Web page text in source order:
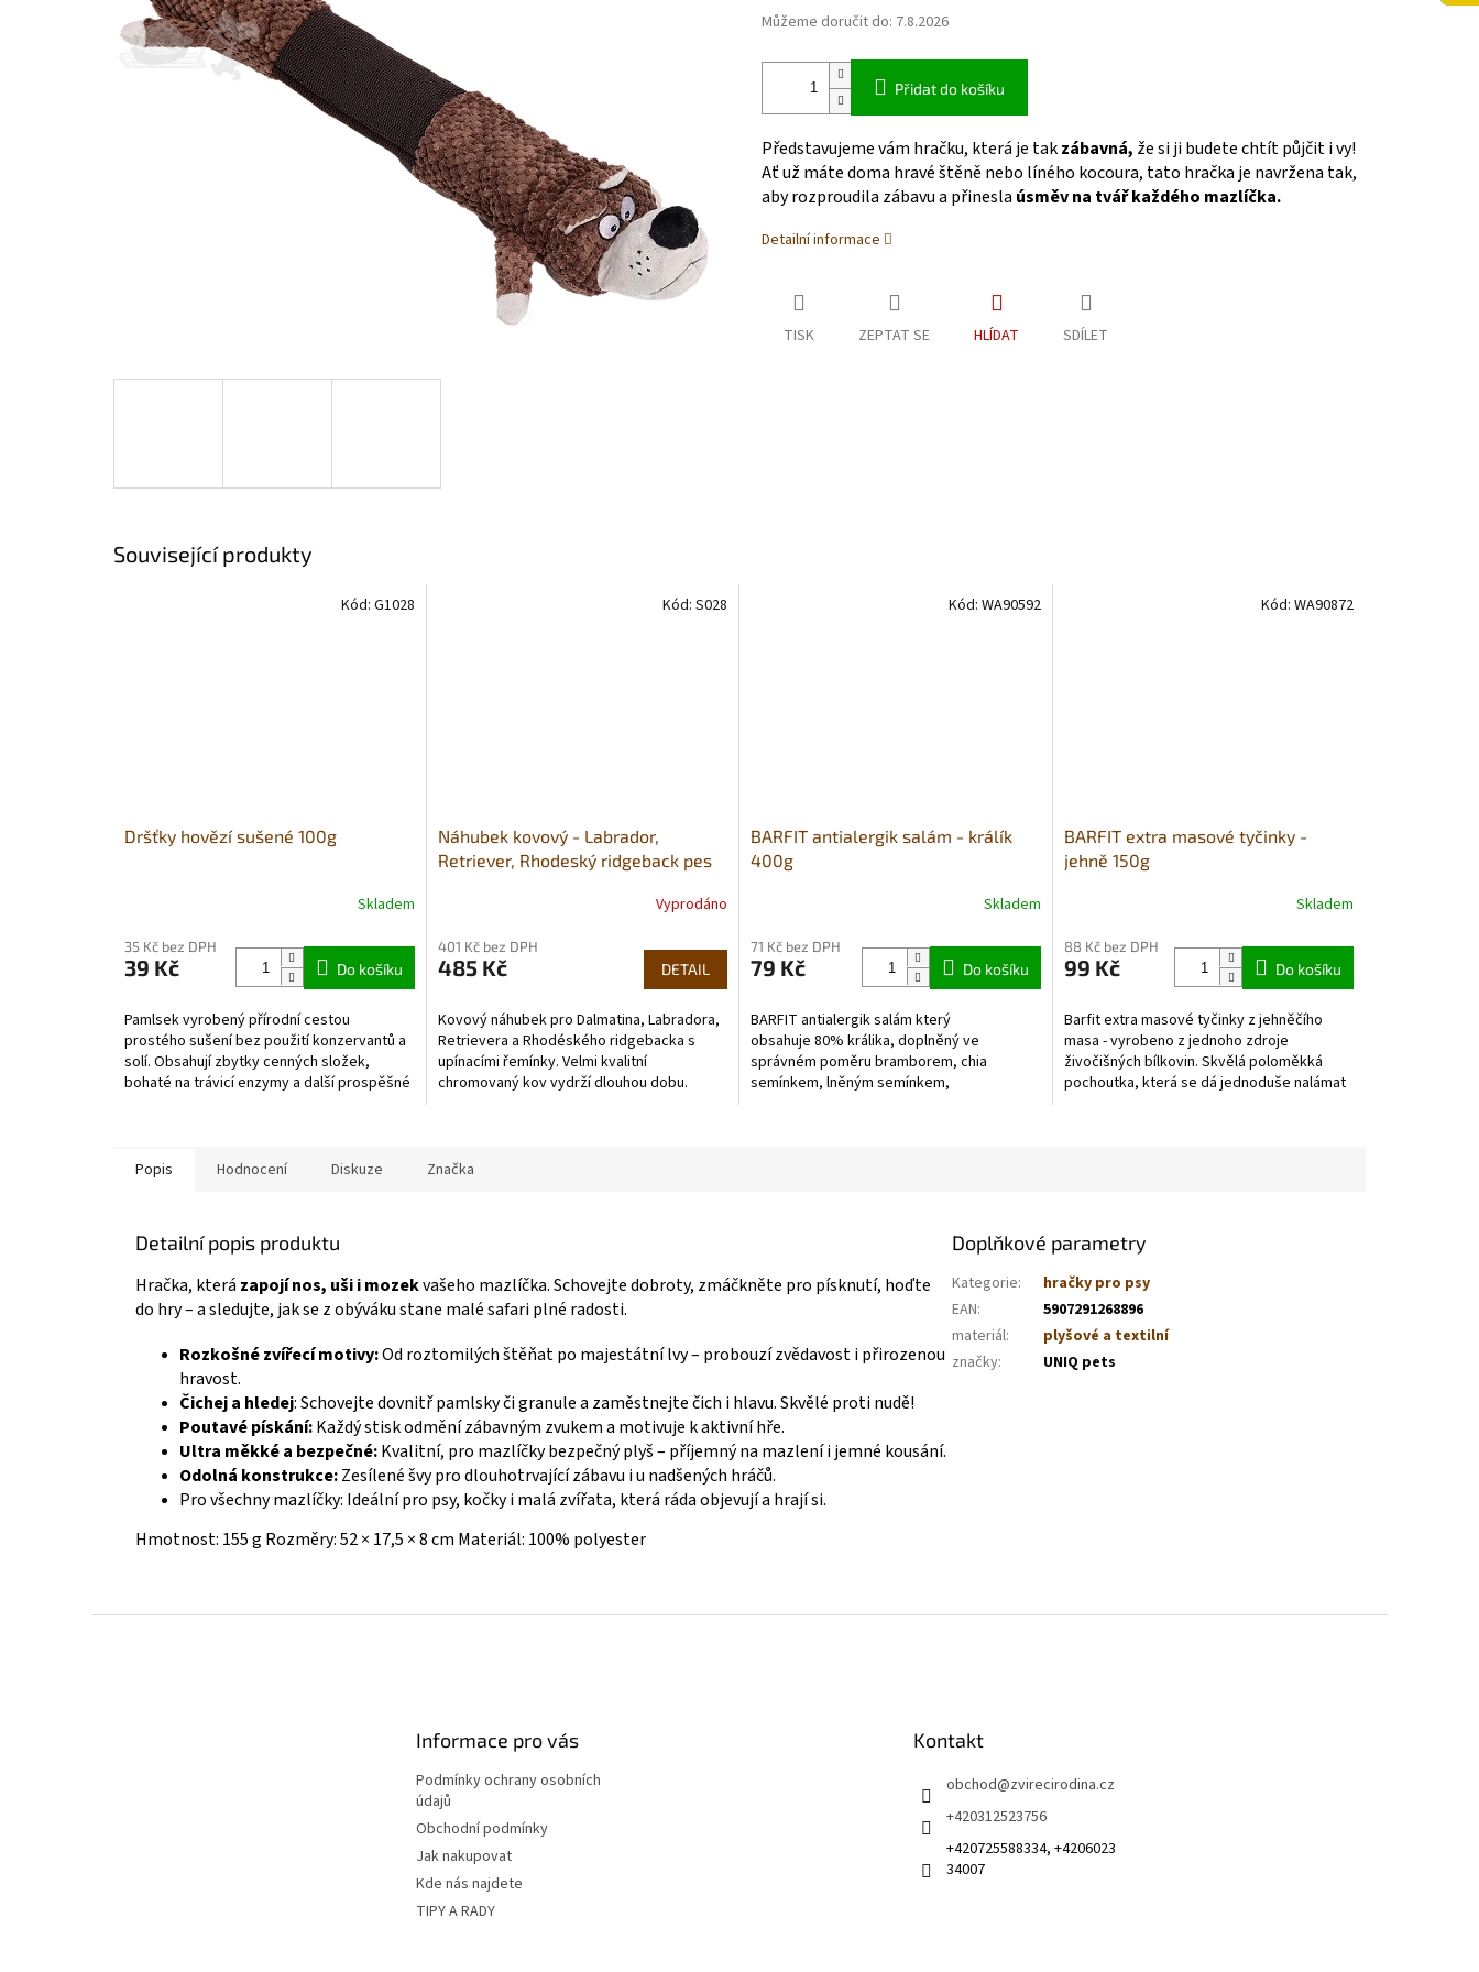
Můžeme doručit do: 7.8.2026
Přidat do košíku
Představujeme vám hračku, která je takzábavná, že si ji budete chtít půjčit i vy!
Ať už máte doma hravé štěně nebo líného kocoura, tato hračka je navržena tak,
aby rozproudila zábavu a přinesla úsměv na tvář každého mazlíčka.
Detailní informace
TISK ZEPTAT SE HLÍDAT SDÍLET
Související produkty
Dršťky hovězí sušené 100g
produktu
je
z
5
hvězdiček.
Skladem
35 Kč bez DPH
39 Kč Do košíku
Pamlsek vyrobený přírodní cestou
prostého sušení bez použití konzervantů a
solí. Obsahují zbytky cenných složek,
bohaté na trávicí enzymy a další prospěšné
Kód: G1028
Náhubek kovový - Labrador,
Retriever, Rhodeský ridgeback pes
produktu
je
z
5
hvězdiček.
Vyprodáno
401 Kč bez DPH
485 Kč DETAIL
Kovový náhubek pro Dalmatina, Labradora,
Retrievera a Rhodéského ridgebacka s
upínacími řemínky. Velmi kvalitní
chromovaný kov vydrží dlouhou dobu.
Kód: S028
BARFIT antialergik salám - králík
400g
produktu
je
z
5
hvězdiček.
Skladem
71 Kč bez DPH
79 Kč Do košíku
BARFIT antialergik salám který
obsahuje 80% králika, doplněný ve
správném poměru bramborem, chia
semínkem, lněným semínkem,
Kód: WA90592
BARFIT extra masové tyčinky -
jehně 150g
Skladem
88 Kč bez DPH
99 Kč Do košíku
Barfit extra masové tyčinky z jehněčího
masa - vyrobeno z jednoho zdroje
živočišných bílkovin. Skvělá poloměkká
pochoutka, která se dá jednoduše nalámat
Kód: WA90872
Popis Hodnocení Diskuze Značka
Detailní popis produktu
Hračka, která zapojí nos, uši i mozekvašeho mazlíčka. Schovejte dobroty, zmáčkněte pro písknutí, hoďte
do hry – a sledujte, jak se z obýváku stane malé safari plné radosti.
Rozkošné zvířecí motivy:Od roztomilých štěňat po majestátní lvy – probouzí zvědavost i přirozenou
hravost.
Čichej a hledej: Schovejte dovnitř pamlsky či granule a zaměstnejte čich i hlavu. Skvělé proti nudě!
Poutavé pískání:Každý stisk odmění zábavným zvukem a motivuje k aktivní hře.
Ultra měkké a bezpečné:Kvalitní, pro mazlíčky bezpečný plyš – příjemný na mazlení i jemné kousání.
Odolná konstrukce:Zesílené švy pro dlouhotrvající zábavu i u nadšených hráčů.
Pro všechny mazlíčky: Ideální pro psy, kočky i malá zvířata, která ráda objevují a hrají si.
Hmotnost: 155 g Rozměry: 52 × 17,5 × 8 cm Materiál: 100% polyester
Doplňkové parametry
Kategorie:
hračky pro psy
EAN:
5907291268896
materiál:
plyšové a textilní
značky: UNIQ pets
Informace pro vás
Podmínky ochrany osobních
údajů
Obchodní podmínky
Jak nakupovat
Kde nás najdete
TIPY A RADY
Kontakt
obchod@zvirecirodina.cz
+420312523756
+420725588334, +4206023
34007